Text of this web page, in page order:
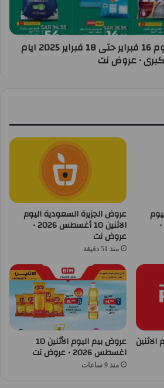
عروض لولو جدة اليوم 16 فبراير حتى 18 فبراير 2025 ايام
كبرى • عروض نت
الأثنين 10 أغسطس 2026 •
عروض الجزيرة السعودية اليوم
الاثنين 10 أغسطس 2026 •
عروض نت
منذ 51 دقيقة
عروض بيم اليوم الأثنين 10
اغسطس 2026 • عروض نت
منذ 9 ساعات